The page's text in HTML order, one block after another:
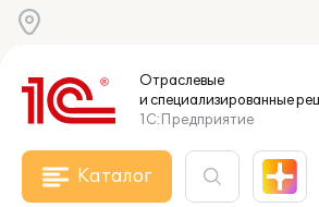
Отраслевые
и специализированные
1С:Предприятие
Каталог